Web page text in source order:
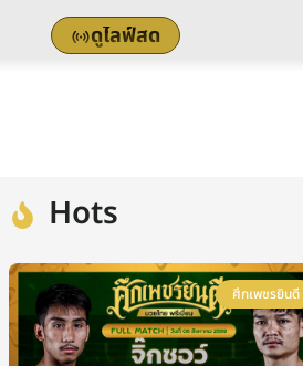
ดูไลฟ์สด
Hots
ศึกเพชรยินดี